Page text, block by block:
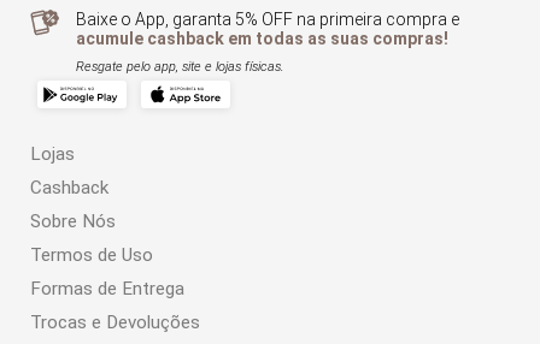
Baixe o App, garanta 5% OFF na primeira compra e
acumule cashback em todas as suas compras!
Resgate pelo app, site e lojas físicas.
Lojas
Cashback
Sobre Nós
Termos de Uso
Formas de Entrega
Trocas e Devoluções